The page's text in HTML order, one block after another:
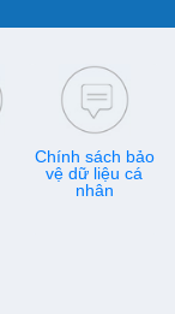
Chính sách bảo
vệ dữ liệu cá
nhân